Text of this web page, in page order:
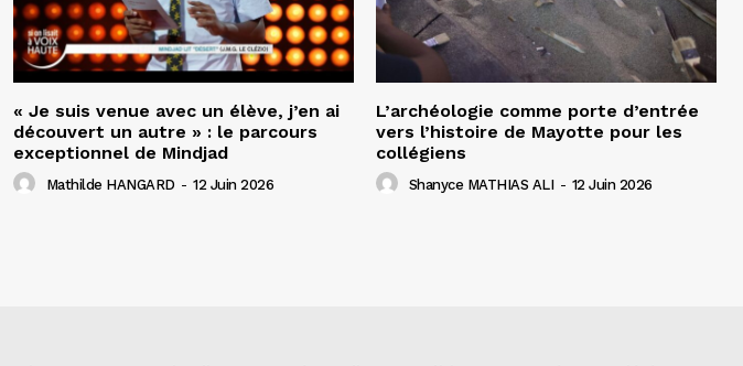
« Je suis venue avec un élève, j’en ai
découvert un autre » : le parcours
exceptionnel de Mindjad
Mathilde HANGARD - 12 Juin 2026
L’archéologie comme porte d’entrée
vers l’histoire de Mayotte pour les
collégiens
Shanyce MATHIAS ALI - 12 Juin 2026